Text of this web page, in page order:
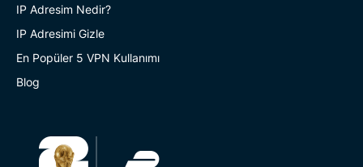
IP Adresim Nedir?
IP Adresimi Gizle
En Popüler 5 VPN Kullanımı
Blog